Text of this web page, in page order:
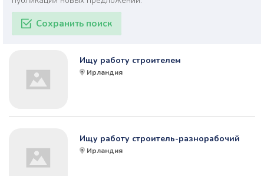
Сохранить поиск
Ищу работу строителем
Ирландия
Ищу работу строитель-разнорабочий
Ирландия